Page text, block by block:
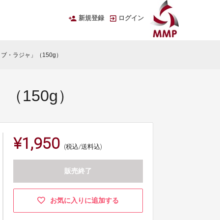
新規登録 ログイン
・ラジャ」（150g）
150g）
¥1,950 (税込/送料込)
販売終了
お気に入りに追加する